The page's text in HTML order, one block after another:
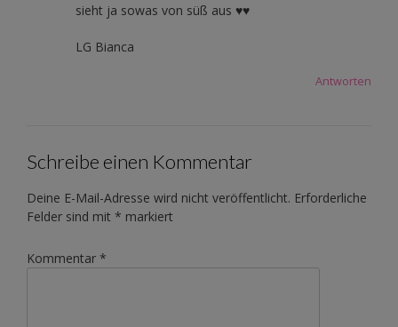
sieht ja sowas von süß aus ♥♥
LG Bianca
Antworten
Schreibe einen Kommentar
Deine E-Mail-Adresse wird nicht veröffentlicht. Erforderliche
Felder sind mit * markiert
Kommentar *